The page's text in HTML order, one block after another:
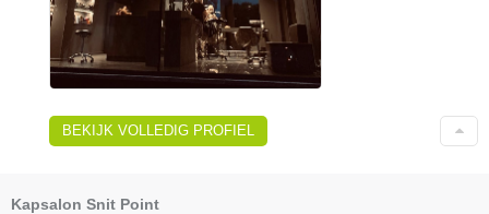
BEKIJK VOLLEDIG PROFIEL
Kapsalon Snit Point